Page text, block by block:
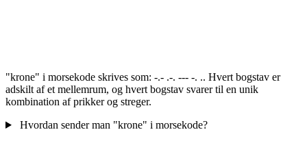
"krone" i morsekode skrives som: -.- .-. --- -. .. Hvert bogstav er
adskilt af et mellemrum, og hvert bogstav svarer til en unik
kombination af prikker og streger.
Hvordan sender man "krone" i morsekode?